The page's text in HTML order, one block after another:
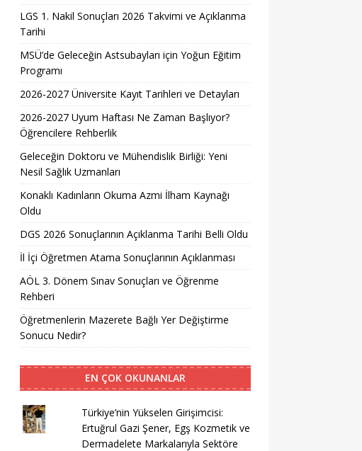
LGS 1. Nakil Sonuçları 2026 Takvimi ve Açıklanma
Tarihi
MSÜ’de Geleceğin Astsubayları için Yoğun Eğitim
Programı
2026-2027 Üniversite Kayıt Tarihleri ve Detayları
2026-2027 Uyum Haftası Ne Zaman Başlıyor?
Öğrencilere Rehberlik
Geleceğin Doktoru ve Mühendislik Birliği: Yeni
Nesil Sağlık Uzmanları
Konaklı Kadınların Okuma Azmi İlham Kaynağı
Oldu
DGS 2026 Sonuçlarının Açıklanma Tarihi Belli Oldu
İl İçi Öğretmen Atama Sonuçlarının Açıklanması
AÖL 3. Dönem Sınav Sonuçları ve Öğrenme
Rehberi
Öğretmenlerin Mazerete Bağlı Yer Değiştirme
Sonucu Nedir?
EN ÇOK OKUNANLAR
Türkiye’nin Yükselen Girişimcisi:
Ertuğrul Gazi Şener, Egş Kozmetik ve
Dermadelete Markalarıyla Sektöre